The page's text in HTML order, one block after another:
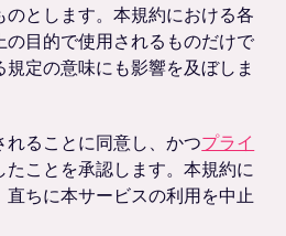
のとします。本規約における各
目的で使用されるものだけで
定の意味にも影響を及ぼしま
ることに同意し、かつプライ
たことを承認します。本規約に
ちに本サービスの利用を中止